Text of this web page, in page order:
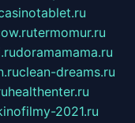
termomur.ru
doramamama.ru
clean-dreams.ru
healthenter.ru
2021.ru